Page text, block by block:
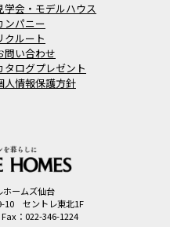
学会・モデルハウス
ンパニー
クルート
問い合わせ
タログプレゼント
人情報保護方針
ホームズ仙台
10 セントレ東北1F
：022-346-1224